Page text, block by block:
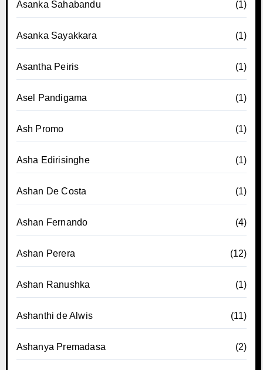
Asanka Sahabandu (1)
Asanka Sayakkara (1)
Asantha Peiris (1)
Asel Pandigama (1)
Ash Promo (1)
Asha Edirisinghe (1)
Ashan De Costa (1)
Ashan Fernando (4)
Ashan Perera (12)
Ashan Ranushka (1)
Ashanthi de Alwis (11)
Ashanya Premadasa (2)